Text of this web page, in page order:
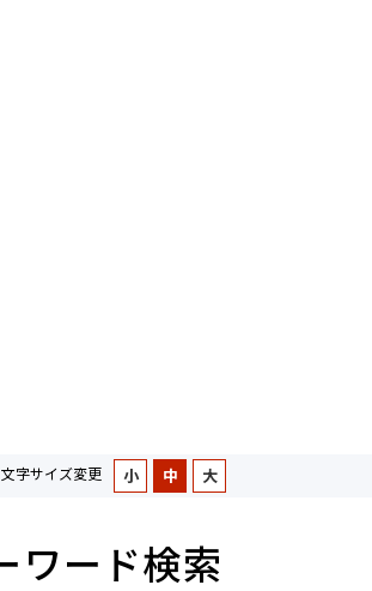
文字サイズ変更
ワード検索